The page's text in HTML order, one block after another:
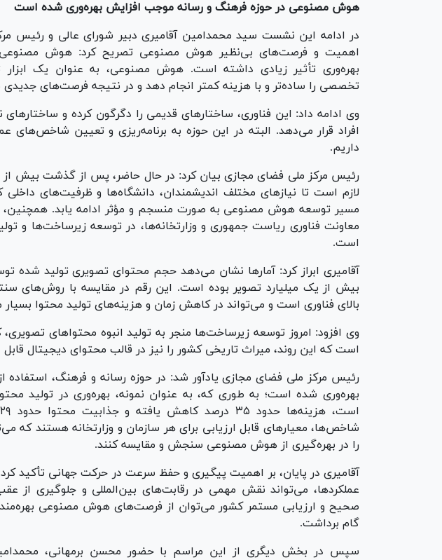
هوش مصنوعی در حوزه فرهنگ و رسانه موجب افزایش بهره‌وری شده است
در ادامه این نشست سید محمدامین آقامیری دبیر شورای عالی و رئیس
اهمیت و فرصت‌های بی‌نظیر هوش مصنوعی تصریح کرد: هوش مصنوعی
بهره‌وری تأثیر زیادی داشته است. هوش مصنوعی، به عنوان یک ابزار
تخصصی را ساده‌تر و با هزینه کمتر انجام دهد و در نتیجه فرصت‌های جدیدی
وی ادامه داد: این فناوری، ساختار‌های قدیمی را دگرگون کرده و
افراد قرار می‌دهد. البته در این حوزه به برنامه‌ریزی و تعیین شاخص‌های
داریم.
رئیس مرکز ملی فضای مجازی بیان کرد: در حال حاضر، پس از گذشت بیش از
لازم است تا نیاز‌های مختلف اندیشمندان، دانشگاه‌ها و ظرفیت‌های
مسیر توسعه هوش مصنوعی به صورت منسجم و مؤثر ادامه یابد. همچنین،
معاونت فناوری ریاست جمهوری و وزارتخانه‌ها، در توسعه زیرساخت‌ها و
است.
آقامیری ابراز کرد: آمار‌ها نشان می‌دهد حجم محتوای تصویری تولید
بیش از یک میلیارد تصویر بوده است. این رقم در مقایسه با روش‌های
بالای فناوری است و می‌تواند در کاهش زمان و هزینه‌های تولید محتوا بسیار
وی افزود: امر‌وز توسعه زیرساخت‌ها منجر به تولید انبوه محتوا‌های
است که این روند، میراث تاریخی کشور را نیز در قالب محتوای دیجیتال
رئیس مرکز ملی فضای مجازی یادآور شد: در حوزه رسانه و فرهنگ،
شاخص‌ها، معیار‌های قابل ارزیابی برای هر سازمان و وزارتخانه هستند که
را در بهره‌گیری از هوش مصنوعی سنجش و مقایسه کنند.
آقامیری در پایان، بر اهمیت پیگیری و حفظ سرعت در حرکت جهانی تأکید
عملکردها، می‌تواند نقش مهمی در رقابت‌های بین‌المللی و جلوگیری از
صحیح و ارزیابی مستمر کشور می‌توان از فرصت‌های هوش مصنوعی
گام برداشت.
سپس در بخش دیگری از این مراسم با حضور محسن برمهانی،